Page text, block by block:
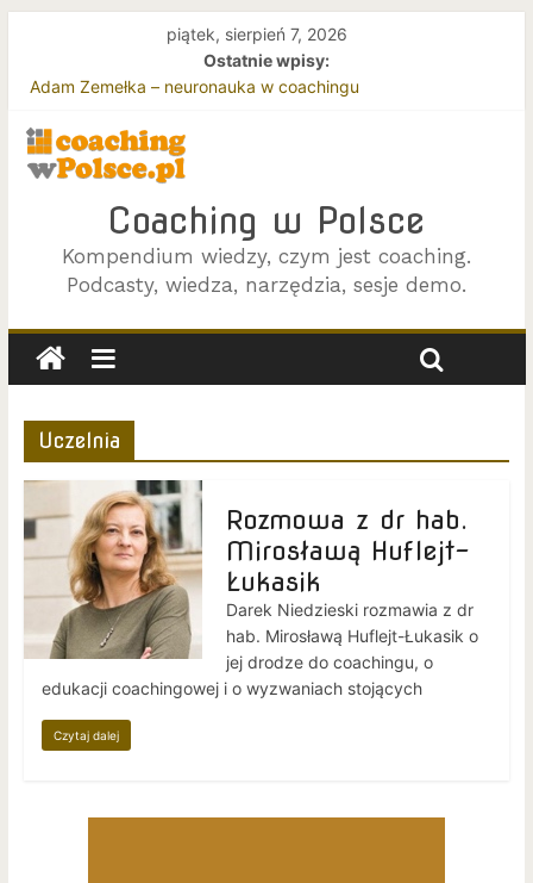
piątek, sierpień 7, 2026
Ostatnie wpisy:
Adam Zemełka – neuronauka w coachingu
Joanna Zawada i Beata Rycembel – o efektywnym coachingu
zespołów
Terapia i coaching – z perspektywy klienta
Coaching w Polsce
Kompendium wiedzy, czym jest coaching.
Podcasty, wiedza, narzędzia, sesje demo.
Uczelnia
Rozmowa z dr hab.
Mirosławą Huflejt-
Łukasik
Darek Niedzieski rozmawia z dr
hab. Mirosławą Huflejt-Łukasik o
jej drodze do coachingu, o
edukacji coachingowej i o wyzwaniach stojących
Czytaj dalej